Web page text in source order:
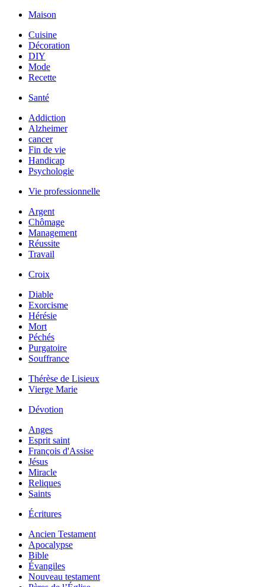
Maison
Cuisine
Décoration
DIY
Mode
Recette
Santé
Addiction
Alzheimer
cancer
Fin de vie
Handicap
Psychologie
Vie professionnelle
Argent
Chômage
Management
Réussite
Travail
Croix
Diable
Exorcisme
Hérésie
Mort
Péchés
Purgatoire
Souffrance
Thérèse de Lisieux
Vierge Marie
Dévotion
Anges
Esprit saint
François d'Assise
Jésus
Miracle
Reliques
Saints
Écritures
Ancien Testament
Apocalypse
Bible
Évangiles
Nouveau testament